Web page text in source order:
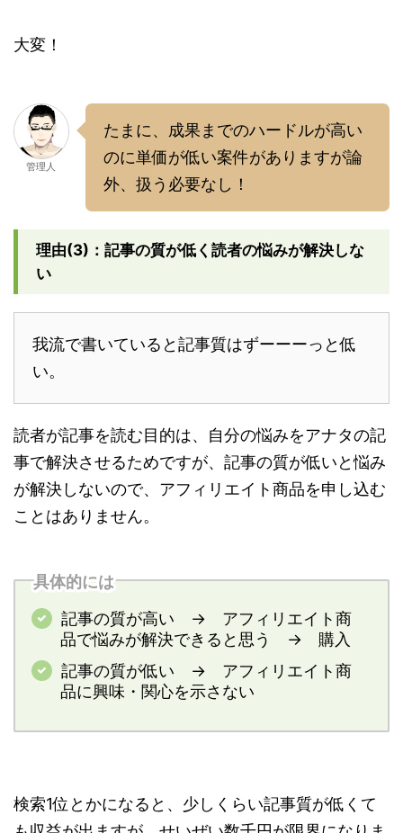
大変！
管理人
たまに、成果までのハードルが高い
のに単価が低い案件がありますが論
外、扱う必要なし！
理由(3)：記事の質が低く読者の悩みが解決しな
い
我流で書いていると記事質はずーーーっと低
い。
読者が記事を読む目的は、自分の悩みをアナタの記
事で解決させるためですが、記事の質が低いと悩み
が解決しないので、アフィリエイト商品を申し込む
ことはありません。
具体的には
記事の質が高い → アフィリエイト商
品で悩みが解決できると思う → 購入
記事の質が低い → アフィリエイト商
品に興味・関心を示さない
検索1位とかになると、少しくらい記事質が低くて